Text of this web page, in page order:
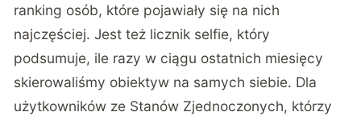
ranking osób, które pojawiały się na nich
najczęściej. Jest też licznik selfie, który
podsumuje, ile razy w ciągu ostatnich miesięcy
skierowaliśmy obiektyw na samych siebie. Dla
użytkowników ze Stanów Zjednoczonych, którzy